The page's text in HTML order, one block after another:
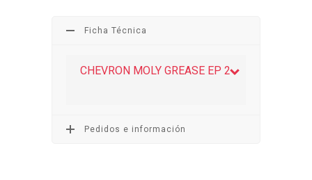
Ficha Técnica
CHEVRON MOLY GREASE EP 2
Pedidos e información